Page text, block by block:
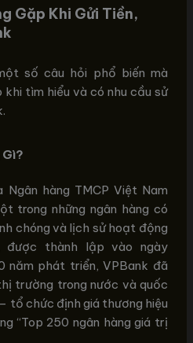
Gặp Khi Gửi Tiền,
số câu hỏi phổ biến mà
tìm hiểu và có nhu cầu sử
Gì?
hàng TMCP Việt Nam
trong những ngân hàng có
chóng và lịch sử hoạt động
thành lập vào ngày
năm phát triển, VPBank đã
trường trong nước và quốc
tổ chức định giá thương hiệu
“Top 250 ngân hàng giá trị